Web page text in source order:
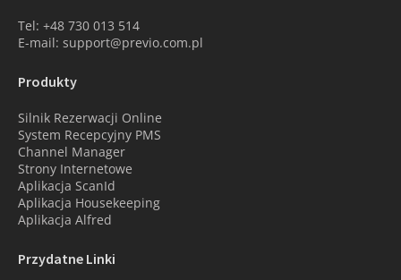
Tel: +48 730 013 514
E-mail: support@previo.com.pl
Produkty
Silnik Rezerwacji Online
System Recepcyjny PMS
Channel Manager
Strony Internetowe
Aplikacja ScanId
Aplikacja Housekeeping
Aplikacja Alfred
Przydatne Linki